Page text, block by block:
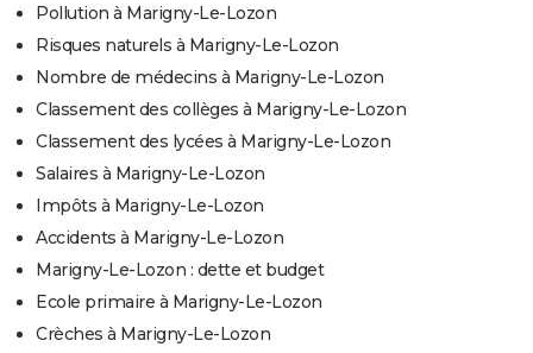
Pollution à Marigny-Le-Lozon
Risques naturels à Marigny-Le-Lozon
Nombre de médecins à Marigny-Le-Lozon
Classement des collèges à Marigny-Le-Lozon
Classement des lycées à Marigny-Le-Lozon
Salaires à Marigny-Le-Lozon
Impôts à Marigny-Le-Lozon
Accidents à Marigny-Le-Lozon
Marigny-Le-Lozon : dette et budget
Ecole primaire à Marigny-Le-Lozon
Crèches à Marigny-Le-Lozon